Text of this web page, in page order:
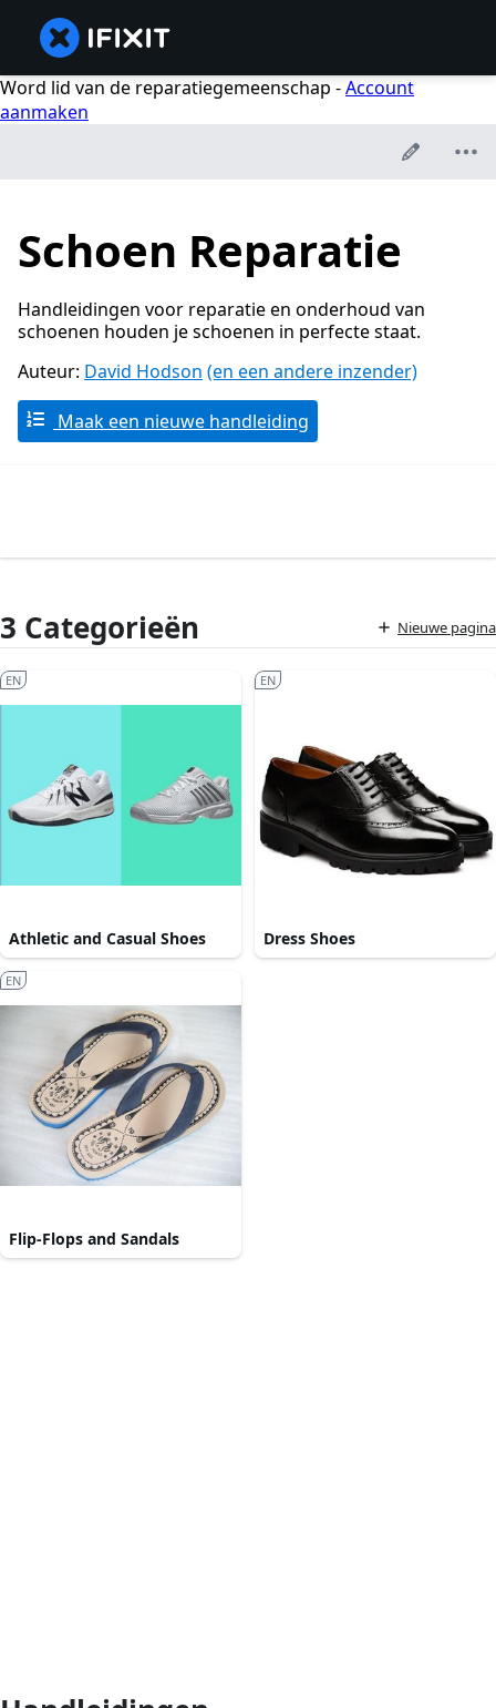
Word lid van de reparatiegemeenschap -Account
aanmaken
Schoen Reparatie
Handleidingen voor reparatie en onderhoud van
schoenen houden je schoenen in perfecte staat.
Auteur: David Hodson (en een andere inzender)
Maak een nieuwe handleiding
3 Categorieën Nieuwe pagina
Athletic and Casual Shoes
EN
Dress Shoes
EN
Flip-Flops and Sandals
EN